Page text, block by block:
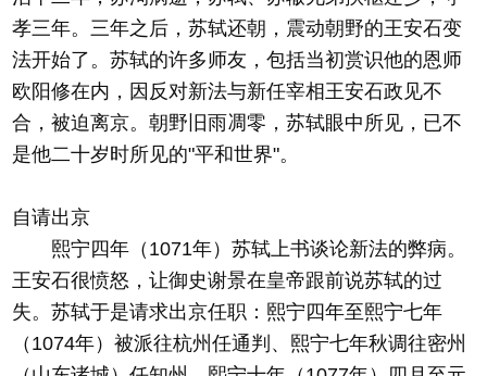
孝三年。三年之后，苏轼还朝，震动朝野的王安石变
法开始了。苏轼的许多师友，包括当初赏识他的恩师
欧阳修在内，因反对新法与新任宰相王安石政见不
合，被迫离京。朝野旧雨凋零，苏轼眼中所见，已不
是他二十岁时所见的"平和世界"。
自请出京
熙宁四年（1071年）苏轼上书谈论新法的弊病。
王安石很愤怒，让御史谢景在皇帝跟前说苏轼的过
失。苏轼于是请求出京任职：熙宁四年至熙宁七年
（1074年）被派往杭州任通判、熙宁七年秋调往密州